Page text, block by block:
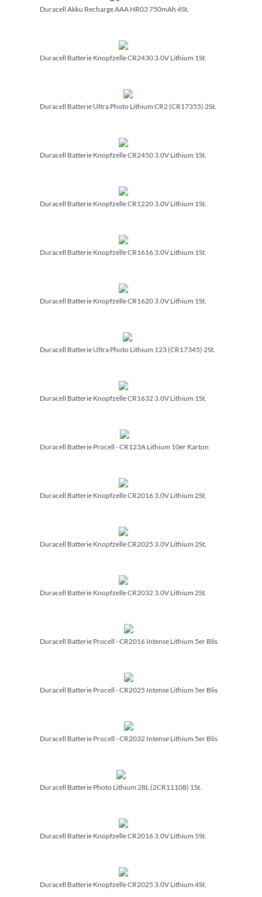
Duracell Akku Recharge AAA HR03 750mAh 4St.
Duracell Batterie Knopfzelle CR2430 3.0V Lithium 1St.
Duracell Batterie Ultra Photo Lithium CR2 (CR17355) 2St.
Duracell Batterie Knopfzelle CR2450 3.0V Lithium 1St.
Duracell Batterie Knopfzelle CR1220 3.0V Lithium 1St.
Duracell Batterie Knopfzelle CR1616 3.0V Lithium 1St.
Duracell Batterie Knopfzelle CR1620 3.0V Lithium 1St.
Duracell Batterie Ultra Photo Lithium 123 (CR17345) 2St.
Duracell Batterie Knopfzelle CR1632 3.0V Lithium 1St.
Duracell Batterie Procell - CR123A Lithium 10er Karton
Duracell Batterie Knopfzelle CR2016 3.0V Lithium 2St.
Duracell Batterie Knopfzelle CR2025 3.0V Lithium 2St.
Duracell Batterie Knopfzelle CR2032 3.0V Lithium 2St.
Duracell Batterie Procell - CR2016 Intense Lithium 5er Blis
Duracell Batterie Procell - CR2025 Intense Lithium 5er Blis
Duracell Batterie Procell - CR2032 Intense Lithium 5er Blis
Duracell Batterie Photo Lithium 28L (2CR11108) 1St.
Duracell Batterie Knopfzelle CR2016 3.0V Lithium 5St.
Duracell Batterie Knopfzelle CR2025 3.0V Lithium 4St.